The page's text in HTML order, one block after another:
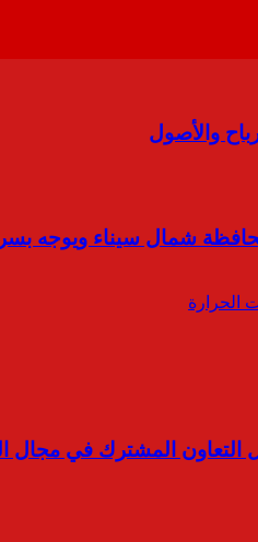
والأصول
شمال سيناء ويوجه
التعاون المشترك في مجال